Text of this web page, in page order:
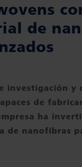
de
investigación
de
ha
de nanofibras